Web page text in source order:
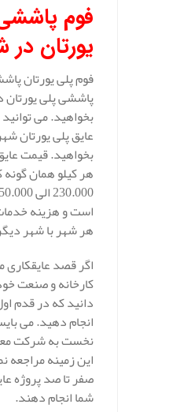
فوم
یورتان در
فوم پلی یورتان
پاششی پلی یورتان
بخواهید. می
عایق پلی یورتان
بخواهید. قیمت
هر کیلو همان
است و هزینه
هر شهر با شهر
اگر قصد عایقکاری
کارخانه و صنعت
دانید که در قدم
انجام دهید. می
نخست به شرکت
این زمینه مراجعه
صفر تا صد پروژه
شما انجام دهند.